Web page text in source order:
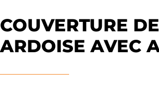
COUVERTURE
ARDOISE AVEC